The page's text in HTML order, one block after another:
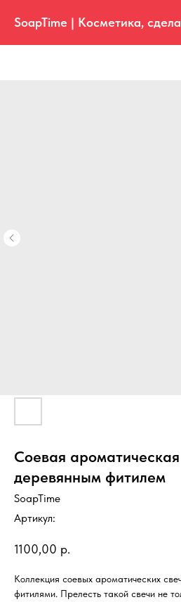
SoapTime | Косметика,
Соевая
деревянным фитилем
SoapTime
Артикул:
1100,00 р.
Коллекция соевых ароматических
фитилями. Прелесть такой свечи не